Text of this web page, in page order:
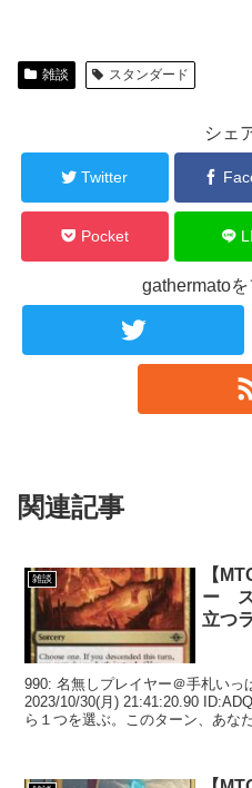
雑談 スタンダード
シェ
Twitter
Pocket
gathermato
関連記事
雑談
【
ー ス
立つ
990: 名無しプレイヤー＠手札いっ
2023/10/30(月) 21:41:20.90
ら１つを選ぶ。このターン、あな